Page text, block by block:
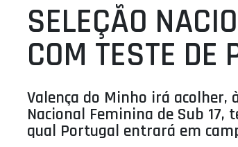
COMPETIÇÕES
ASSOCIAÇÕES
CLUBES
AGENTES
AGENDA
SELEÇÕES
SELEÇÃO
COM TESTE DE
Valença do Minho irá acolher,
Nacional Feminina de Sub
qual Portugal entrará em